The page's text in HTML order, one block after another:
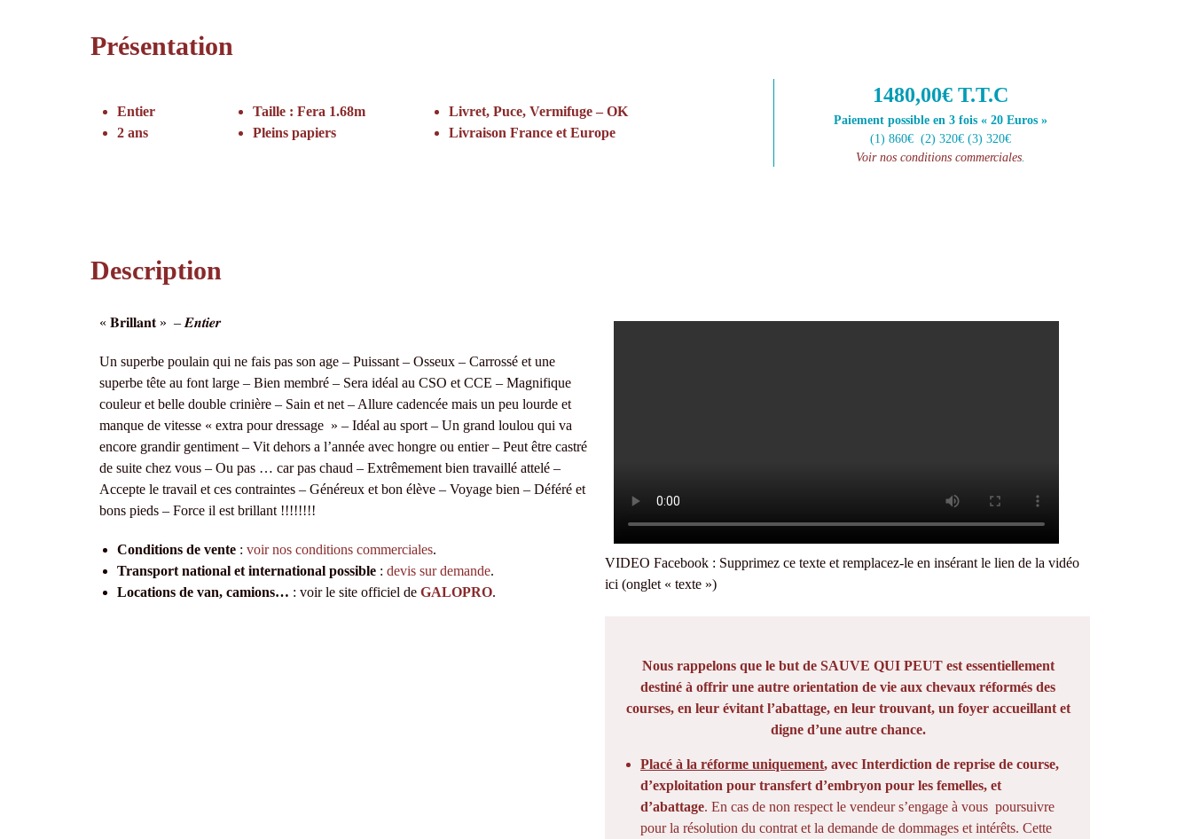
Présentation
Entier
2 ans
Taille : Fera 1.68m
Pleins papiers
Livret, Puce, Vermifuge – OK
Livraison France et Europe
1480,00€ T.T.C
Paiement possible en 3 fois « 20 Euros »
(1) 860€ (2) 320€ (3) 320€
Voir nos conditions commerciales.
Description
« 𝐁𝐫𝐢𝐥𝐥𝐚𝐧𝐭 » – 𝑬𝒏𝒕𝒊𝒆𝒓
Un superbe poulain qui ne fais pas son age – Puissant – Osseux – Carrossé et une
superbe tête au font large – Bien membré – Sera idéal au CSO et CCE – Magnifique
couleur et belle double crinière – Sain et net – Allure cadencée mais un peu lourde et
manque de vitesse « extra pour dressage » – Idéal au sport – Un grand loulou qui va
encore grandir gentiment – Vit dehors a l’année avec hongre ou entier – Peut être castré
de suite chez vous – Ou pas … car pas chaud – Extrêmement bien travaillé attelé –
Accepte le travail et ces contraintes – Généreux et bon élève – Voyage bien – Déféré et
bons pieds – Force il est brillant !!!!!!!!
Conditions de vente : voir nos conditions commerciales.
Transport national et international possible : devis sur demande.
Locations de van, camions… : voir le site officiel de GALOPRO.
VIDEO Facebook : Supprimez ce texte et remplacez-le en insérant le lien de la vidéo
ici (onglet « texte »)
Nous rappelons que le but de SAUVE QUI PEUT est essentiellement
destiné à offrir une autre orientation de vie aux chevaux réformés des
courses, en leur évitant l’abattage, en leur trouvant, un foyer accueillant et
digne d’une autre chance.
Placé à la réforme uniquement, avec Interdiction de reprise de course,
d’exploitation pour transfert d’embryon pour les femelles, et
d’abattage. En cas de non respect le vendeur s’engage à vous poursuivre
pour la résolution du contrat et la demande de dommages et intérêts. Cette